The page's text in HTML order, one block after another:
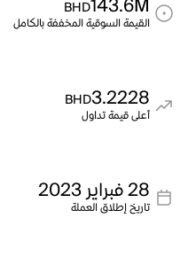
143.6M
BHD
القيمة السوقية المخففة بالكامل
3.2228
BHD
أعلى قيمة تداول
28 فبراير 2023
تاريخ إطلاق العملة